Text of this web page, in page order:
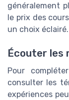
généralement
le prix des
un choix éclairé.
Écouter les
Pour
consulter les
expériences